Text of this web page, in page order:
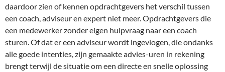
daardoor zien of kennen opdrachtgevers het verschil tussen
een coach, adviseur en expert niet meer. Opdrachtgevers die
een medewerker zonder eigen hulpvraag naar een coach
sturen. Of dat er een adviseur wordt ingevlogen, die ondanks
alle goede intenties, zijn gemaakte advies-uren in rekening
brengt terwijl de situatie om een directe en snelle oplossing